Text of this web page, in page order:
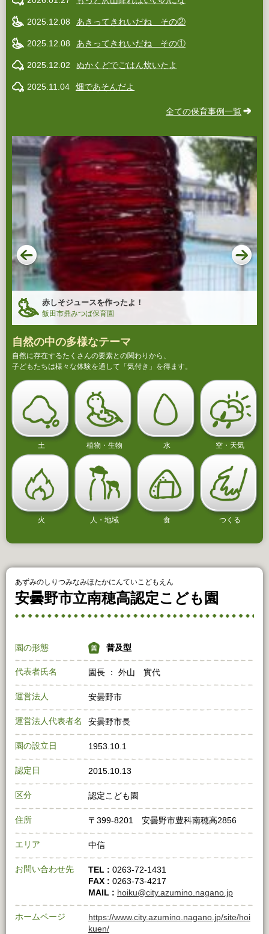
2025.12.08 あきってきれいだね その②
2025.12.08 あきってきれいだね その①
2025.12.02 ぬかくどでごはん炊いたよ
2025.11.04 畑であそんだよ
全ての保育事例一覧
赤しそジュースを作ったよ！
飯田市鼎みつば保育園
自然の中の多様なテーマ
自然に存在するたくさんの要素との関わりから、
子どもたちは様々な体験を通して「気付き」を得ます。
土 植物・生物 水 空・天気
火 人・地域 食 つくる
あずみのしりつみなみほたかにんていこどもえん
安曇野市立南穂高認定こども園
園の形態 普及型
代表者氏名 園長 ： 外山 實代
運営法人 安曇野市
運営法人代表者名 安曇野市長
園の設立日 1953.10.1
認定日 2015.10.13
区分 認定こども園
住所 〒399-8201 安曇野市豊科南穂高2856
エリア 中信
お問い合わせ先 TEL : 0263-72-1431
FAX : 0263-73-4217
MAIL : hoiku@city.azumino.nagano.jp
ホームページ
https://www.city.azumino.nagano.jp/site/hoi
kuen/